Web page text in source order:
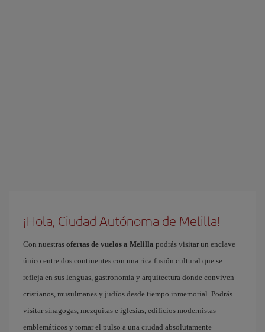
¡Hola, Ciudad Autónoma de Melilla!
Con nuestras ofertas de vuelos a Melilla podrás visitar un enclave
único entre dos continentes con una rica fusión cultural que se
refleja en sus lenguas, gastronomía y arquitectura donde conviven
cristianos, musulmanes y judíos desde tiempo inmemorial. Podrás
visitar sinagogas, mezquitas e iglesias, edificios modernistas
emblemáticos y tomar el pulso a una ciudad absolutamente